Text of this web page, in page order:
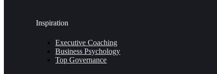
Inspiration
Executive Coaching
Business Psychology
Top Governance